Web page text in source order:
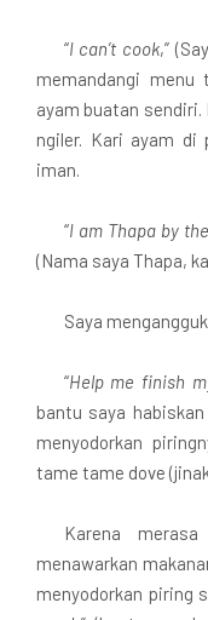
“I can’t cook,”
memandangi menu
ayam buatan
ngiler. Kari ayam di
iman.
“I am Thapa by
(Nama saya Thapa,
Saya mengangguk.
“Help me finish
bantu saya
menyodorkan
tame tame dove
Karena
menawarkan
menyodorkan piring